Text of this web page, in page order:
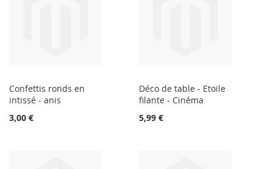
Confettis ronds en
intissé - anis
3,00 €
Déco de table - Etoile
filante - Cinéma
5,99 €